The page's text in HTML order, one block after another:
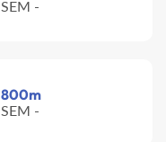
SEM -
800m
SEM -